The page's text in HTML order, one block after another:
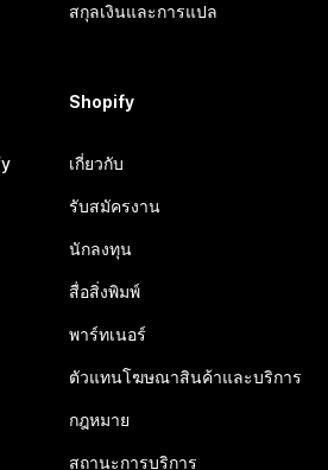
สกุลเงินและการแปล
Shopify
เกี่ยวกับ
รับสมัครงาน
นักลงทุน
สื่อสิ่งพิมพ์
พาร์ทเนอร์
ตัวแทนโฆษณาสินค้าและบริการ
กฎหมาย
สถานะการบริการ